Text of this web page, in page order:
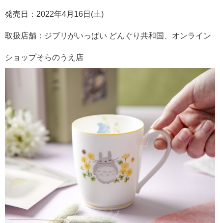
発売日：2022年4月16日(土)
取扱店舗：ジブリがいっぱい どんぐり共和国、オンライン
ショップそらのうえ店